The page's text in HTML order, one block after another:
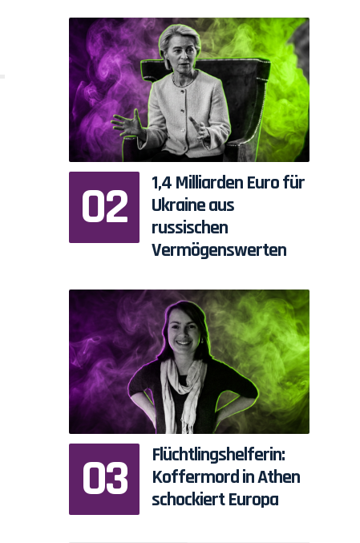
1,4 Milliarden Euro für
Ukraine aus
russischen
Vermögenswerten
Flüchtlingshelferin:
Koffermord in Athen
schockiert Europa